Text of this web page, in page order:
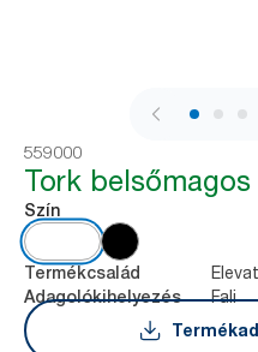
1
559000
Tork
Szín
Termékcsalád
Adagolókihelyezés
Fali